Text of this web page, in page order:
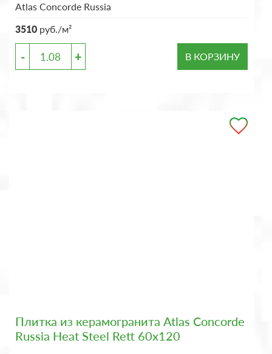
Atlas Concorde Russia
3510 руб./м²
- + В КОРЗИНУ
Плитка из керамогранита Atlas Concorde
Russia Heat Steel Rett 60x120